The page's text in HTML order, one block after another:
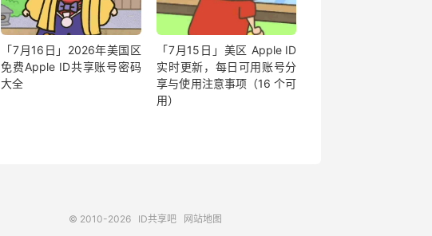
「7月16日」2026年美国区
免费Apple ID共享账号密码
大全
「7月15日」美区 Apple ID
实时更新，每日可用账号分
享与使用注意事项（16 个可
用）
© 2010-2026 ID共享吧 网站地图